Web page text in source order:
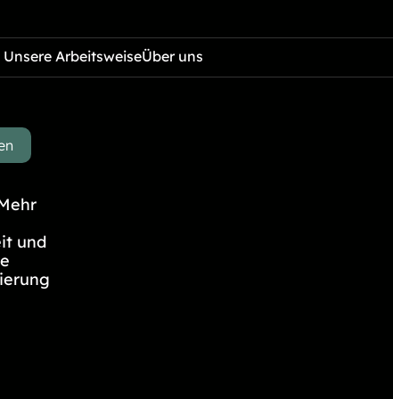
Unsere ArbeitsweiseÜber uns
und